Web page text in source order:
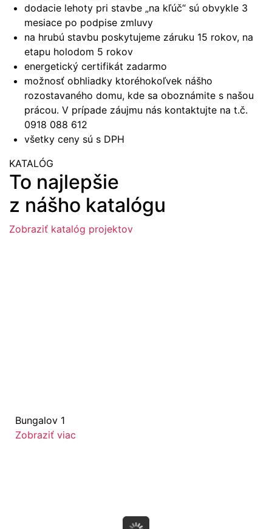
dodacie lehoty pri stavbe „na kľúč“ sú obvykle 3
mesiace po podpise zmluvy
na hrubú stavbu poskytujeme záruku 15 rokov, na
etapu holodom 5 rokov
energetický certifikát zadarmo
možnosť obhliadky ktoréhokoľvek nášho
rozostavaného domu, kde sa oboznámite s našou
prácou. V prípade záujmu nás kontaktujte na t.č.
0918 088 612
všetky ceny sú s DPH
KATALÓG
To najlepšie
z nášho katalógu
Zobraziť katalóg projektov
Bungalov 1
Zobraziť viac